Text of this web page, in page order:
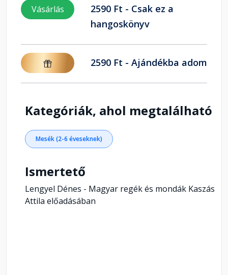
Vásárlás
2590 Ft - Csak ez a
hangoskönyv
2590 Ft - Ajándékba adom
Kategóriák, ahol megtalálható
Mesék (2-6 éveseknek)
Ismertető
Lengyel Dénes - Magyar regék és mondák Kaszás
Attila előadásában